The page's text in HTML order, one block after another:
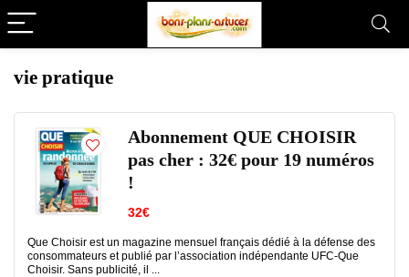
vie pratique
Abonnement QUE CHOISIR
pas cher : 32€ pour 19 numéros
!
32€
Que Choisir est un magazine mensuel français dédié à la défense des
consommateurs et publié par l’association indépendante UFC‑Que
Choisir. Sans publicité, il ...